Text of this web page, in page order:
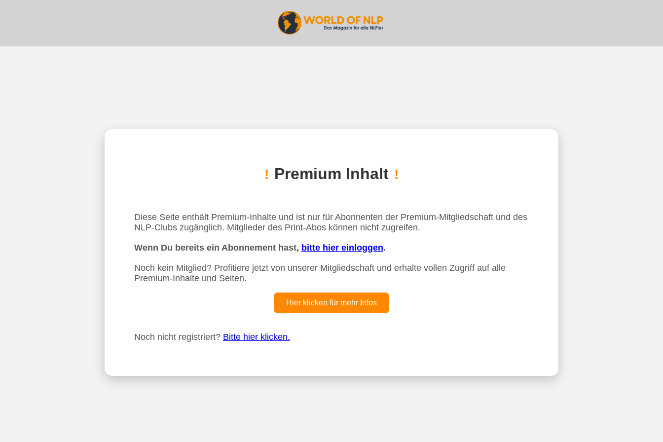
! Premium Inhalt !
Diese Seite enthält Premium-Inhalte und ist nur für Abonnenten der Premium-Mitgliedschaft und des
NLP-Clubs zugänglich. Mitglieder des Print-Abos können nicht zugreifen.
Wenn Du bereits ein Abonnement hast, bitte hier einloggen.
Noch kein Mitglied? Profitiere jetzt von unserer Mitgliedschaft und erhalte vollen Zugriff auf alle
Premium-Inhalte und Seiten.
Hier klicken für mehr Infos
Noch nicht registriert? Bitte hier klicken.